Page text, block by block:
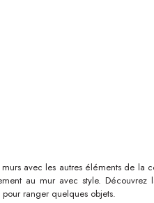
avec les autres éléments de
au mur avec style. Découvrez
ranger quelques objets.